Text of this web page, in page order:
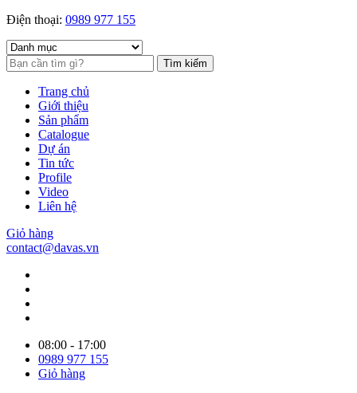
Điện thoại: 0989 977 155
Tìm kiếm
Trang chủ
Giới thiệu
Sản phẩm
Catalogue
Dự án
Tin tức
Profile
Video
Liên hệ
Giỏ hàng
contact@davas.vn
08:00 - 17:00
0989 977 155
Giỏ hàng